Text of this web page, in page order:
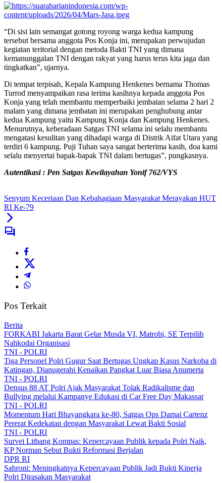
“Di sisi lain semangat gotong royong warga kedua kampung
tersebut bersama anggota Pos Konja ini, merupakan perwujudan
kegiatan teritorial dengan metoda Bakti TNI yang dimana
kemanunggalan TNI dengan rakyat yang harus terus kita jaga dan
tingkatkan”, ujarnya.
Di tempat terpisah, Kepala Kampung Henkenes bernama Thomas
Turrod menyampaikan rasa terima kasihnya kepada anggota Pos
Konja yang telah membantu memperbaiki jembatan selama 2 hari 2
malam yang dimana jembatan ini merupakan penghubung antar
kedua Kampung yaitu Kampung Konja dan Kampung Henkenes.
Menurutnya, keberadaan Satgas TNI selama ini selalu membantu
mengatasi kesulitan yang dihadapi warga di Distrik Aifat Utara yang
terdiri 6 kampung. Puji Tuhan saya sangat berterima kasih, doa kami
selalu menyertai bapak-bapak TNI dalam bertugas”, pungkasnya.
Autentikasi : Pen Satgas Kewilayahan Yonif 762/VYS
Senyum Keceriaan Dan Kebahagiaan Masyarakat Merayakan HUT
RI Ke-79
Pos Terkait
Berita
FORKABI Jakarta Barat Gelar Musda VI, Matrobi, SE Terpilih
Nahkodai Organisasi
TNI - POLRI
Tiga Personel Polri Gugur Saat Bertugas Ungkap Kasus Narkoba di
Katingan, Dianugerahi Kenaikan Pangkat Luar Biasa Anumerta
TNI - POLRI
Densus 88 AT Polri Ajak Masyarakat Tolak Radikalisme dan
Bullying melalui Kampanye Edukasi di Car Free Day Makassar
TNI - POLRI
Momentum Hari Bhayangkara ke-80, Satgas Ops Damai Cartenz
Pererat Kedekatan dengan Masyarakat Lewat Bakti Sosial
TNI - POLRI
Survei Litbang Kompas: Kepercayaan Publik kepada Polri Naik,
KP Norman Sebut Bukti Reformasi Berjalan
DPR RI
Sahroni: Meningkatnya Kepercayaan Publik Jadi Bukti Kinerja
Polri Dirasakan Masyarakat